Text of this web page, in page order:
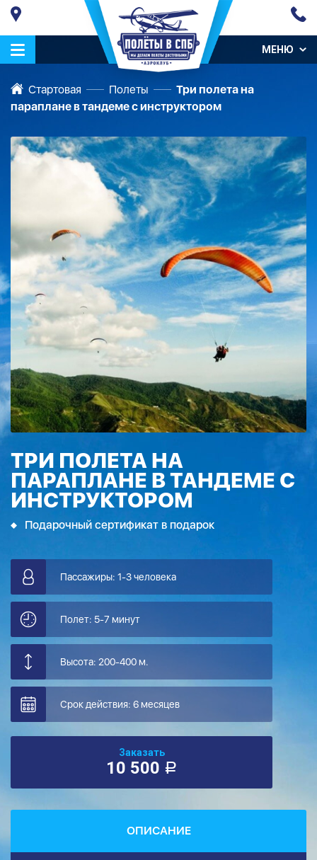
МЕНЮ
Стартовая Полеты
Три полета на
параплане в тандеме с инструктором
ТРИ ПОЛЕТА НА
ПАРАПЛАНЕ В ТАНДЕМЕ С
ИНСТРУКТОРОМ
Подарочный сертификат в подарок
Пассажиры: 1-3 человека
Полет: 5-7 минут
Высота: 200-400 м.
Срок действия: 6 месяцев
Заказать
10 500 a
ОПИСАНИЕ